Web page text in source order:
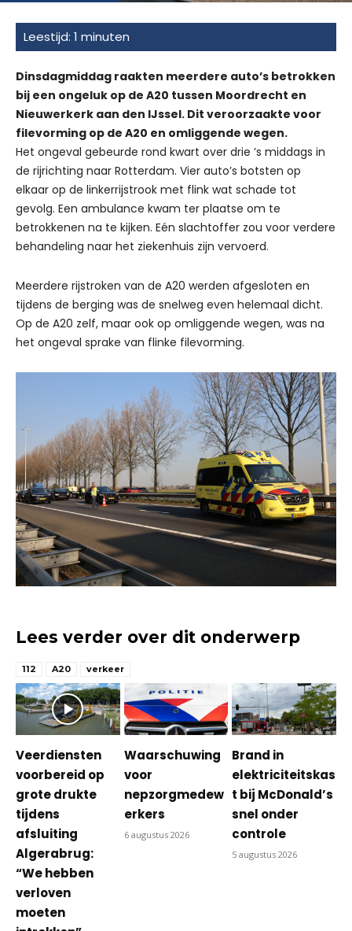
Dinsdagmiddag raakten meerdere auto’s betrokken
bij een ongeluk op de A20 tussen Moordrecht en
Nieuwerkerk aan den IJssel. Dit veroorzaakte voor
filevorming op de A20 en omliggende wegen.
Het ongeval gebeurde rond kwart over drie ’s middags in
de rijrichting naar Rotterdam. Vier auto’s botsten op
elkaar op de linkerrijstrook met flink wat schade tot
gevolg. Een ambulance kwam ter plaatse om te
betrokkenen na te kijken. Eén slachtoffer zou voor verdere
behandeling naar het ziekenhuis zijn vervoerd.
Meerdere rijstroken van de A20 werden afgesloten en
tijdens de berging was de snelweg even helemaal dicht.
Op de A20 zelf, maar ook op omliggende wegen, was na
het ongeval sprake van flinke filevorming.
Lees verder over dit onderwerp
112 A20 verkeer
Veerdiensten
voorbereid op
grote drukte
tijdens
afsluiting
Algerabrug:
“We hebben
verloven
moeten
Waarschuwing
voor
nepzorgmedew
erkers
6 augustus 2026
Brand in
elektriciteitskas
t bij McDonald’s
snel onder
controle
5 augustus 2026